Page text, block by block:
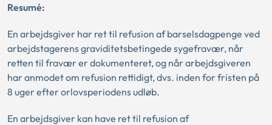
Resumé:
En arbejdsgiver har ret til refusion af barselsdagpenge ved
arbejdstagerens graviditetsbetingede sygefravær, når
retten til fravær er dokumenteret, og når arbejdsgiveren
har anmodet om refusion rettidigt, dvs. inden for fristen på
8 uger efter orlovsperiodens udløb.
En arbejdsgiver kan have ret til refusion af